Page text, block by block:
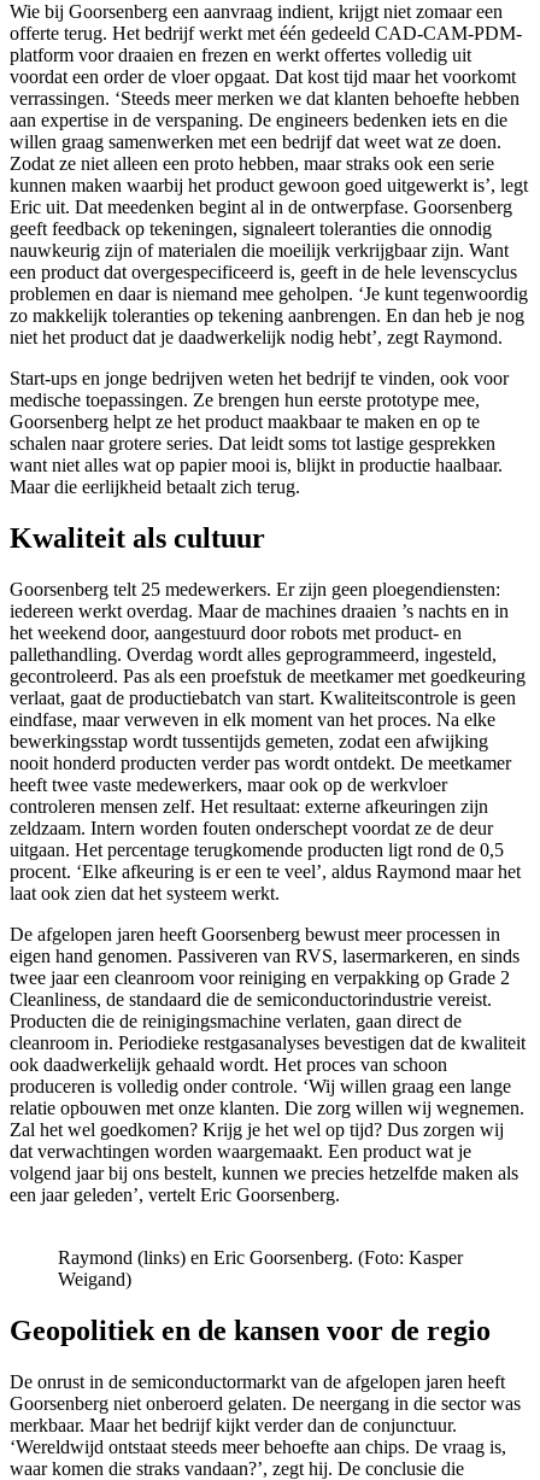
Wie bij Goorsenberg een aanvraag indient, krijgt niet zomaar een
offerte terug. Het bedrijf werkt met één gedeeld CAD-CAM-PDM-
platform voor draaien en frezen en werkt offertes volledig uit
voordat een order de vloer opgaat. Dat kost tijd maar het voorkomt
verrassingen. ‘Steeds meer merken we dat klanten behoefte hebben
aan expertise in de verspaning. De engineers bedenken iets en die
willen graag samenwerken met een bedrijf dat weet wat ze doen.
Zodat ze niet alleen een proto hebben, maar straks ook een serie
kunnen maken waarbij het product gewoon goed uitgewerkt is’, legt
Eric uit. Dat meedenken begint al in de ontwerpfase. Goorsenberg
geeft feedback op tekeningen, signaleert toleranties die onnodig
nauwkeurig zijn of materialen die moeilijk verkrijgbaar zijn. Want
een product dat overgespecificeerd is, geeft in de hele levenscyclus
problemen en daar is niemand mee geholpen. ‘Je kunt tegenwoordig
zo makkelijk toleranties op tekening aanbrengen. En dan heb je nog
niet het product dat je daadwerkelijk nodig hebt’, zegt Raymond.
Start-ups en jonge bedrijven weten het bedrijf te vinden, ook voor
medische toepassingen. Ze brengen hun eerste prototype mee,
Goorsenberg helpt ze het product maakbaar te maken en op te
schalen naar grotere series. Dat leidt soms tot lastige gesprekken
want niet alles wat op papier mooi is, blijkt in productie haalbaar.
Maar die eerlijkheid betaalt zich terug.
Kwaliteit als cultuur
Goorsenberg telt 25 medewerkers. Er zijn geen ploegendiensten:
iedereen werkt overdag. Maar de machines draaien ’s nachts en in
het weekend door, aangestuurd door robots met product- en
pallethandling. Overdag wordt alles geprogrammeerd, ingesteld,
gecontroleerd. Pas als een proefstuk de meetkamer met goedkeuring
verlaat, gaat de productiebatch van start. Kwaliteitscontrole is geen
eindfase, maar verweven in elk moment van het proces. Na elke
bewerkingsstap wordt tussentijds gemeten, zodat een afwijking
nooit honderd producten verder pas wordt ontdekt. De meetkamer
heeft twee vaste medewerkers, maar ook op de werkvloer
controleren mensen zelf. Het resultaat: externe afkeuringen zijn
zeldzaam. Intern worden fouten onderschept voordat ze de deur
uitgaan. Het percentage terugkomende producten ligt rond de 0,5
procent. ‘Elke afkeuring is er een te veel’, aldus Raymond maar het
laat ook zien dat het systeem werkt.
De afgelopen jaren heeft Goorsenberg bewust meer processen in
eigen hand genomen. Passiveren van RVS, lasermarkeren, en sinds
twee jaar een cleanroom voor reiniging en verpakking op Grade 2
Cleanliness, de standaard die de semiconductorindustrie vereist.
Producten die de reinigingsmachine verlaten, gaan direct de
cleanroom in. Periodieke restgasanalyses bevestigen dat de kwaliteit
ook daadwerkelijk gehaald wordt. Het proces van schoon
produceren is volledig onder controle. ‘Wij willen graag een lange
relatie opbouwen met onze klanten. Die zorg willen wij wegnemen.
Zal het wel goedkomen? Krijg je het wel op tijd? Dus zorgen wij
dat verwachtingen worden waargemaakt. Een product wat je
volgend jaar bij ons bestelt, kunnen we precies hetzelfde maken als
een jaar geleden’, vertelt Eric Goorsenberg.
Raymond (links) en Eric Goorsenberg. (Foto: Kasper
Weigand)
Geopolitiek en de kansen voor de regio
De onrust in de semiconductormarkt van de afgelopen jaren heeft
Goorsenberg niet onberoerd gelaten. De neergang in die sector was
merkbaar. Maar het bedrijf kijkt verder dan de conjunctuur.
‘Wereldwijd ontstaat steeds meer behoefte aan chips. De vraag is,
waar komen die straks vandaan?’, zegt hij. De conclusie die